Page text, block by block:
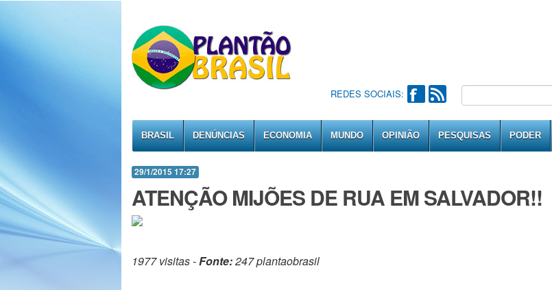
REDES SOCIAIS:
BRASIL DENÚNCIAS ECONOMIA MUNDO OPINIÃO PESQUISAS PODER
29/1/2015 17:27
ATENÇÃO MIJÕES DE RUA EM SALVADOR!!
1977 visitas -Fonte:247 plantaobrasil